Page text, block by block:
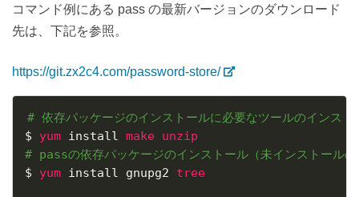
コマンド例にある pass の最新バージョンのダウンロード
先は、下記を参照。
https://git.zx2c4.com/password-store/
# 依存パッケージのインストールに必要なツールのインス
$ yum install make unzip
# passの依存パッケージのインストール（未インストール
$ yum install gnupg2 tree